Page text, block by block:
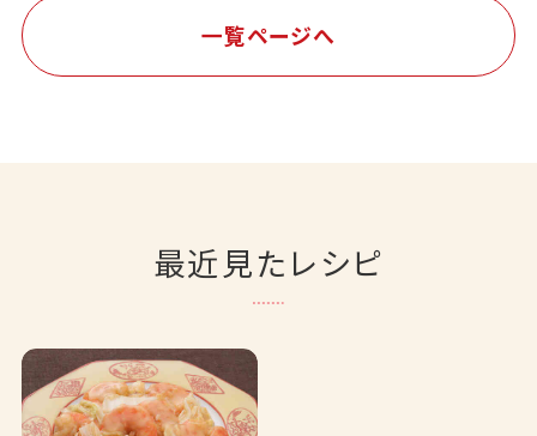
一覧ページへ
最近見たレシピ